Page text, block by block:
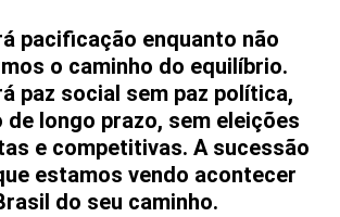
pacificação enquanto não
o caminho do equilíbrio.
paz social sem paz política,
de longo prazo, sem eleições
e competitivas. A sucessão
estamos vendo acontecer
do seu caminho.